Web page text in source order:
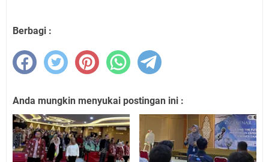
Berbagi :
Anda mungkin menyukai postingan ini :